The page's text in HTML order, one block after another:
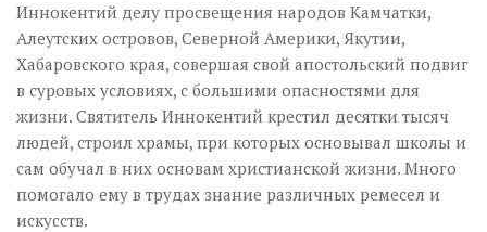
Иннокентий делу просвещения народов Камчатки,
Алеутских островов, Северной Америки, Якутии,
Хабаровского края, совершая свой апостольский подвиг
в суровых условиях, с большими опасностями для
жизни. Святитель Иннокентий крестил десятки тысяч
людей, строил храмы, при которых основывал школы и
сам обучал в них основам христианской жизни. Много
помогало ему в трудах знание различных ремесел и
искусств.